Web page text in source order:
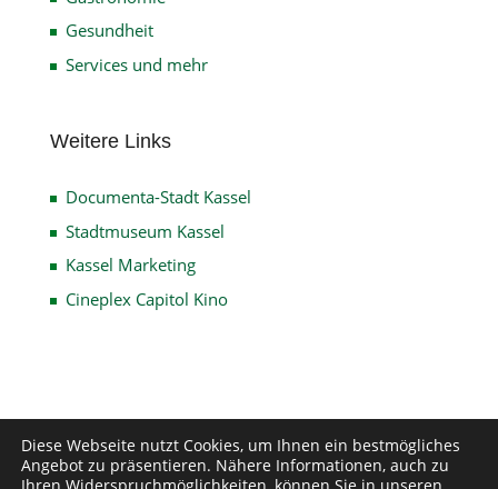
Gesundheit
Services und mehr
Weitere Links
Documenta-Stadt Kassel
Stadtmuseum Kassel
Kassel Marketing
Cineplex Capitol Kino
Impressum Datenschutz
Disclaimer
Kontakt
Diese Webseite nutzt Cookies, um Ihnen ein bestmögliches
Angebot zu präsentieren. Nähere Informationen, auch zu